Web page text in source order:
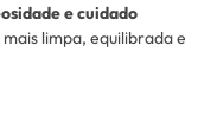
e cuidado
limpa, equilibrada e